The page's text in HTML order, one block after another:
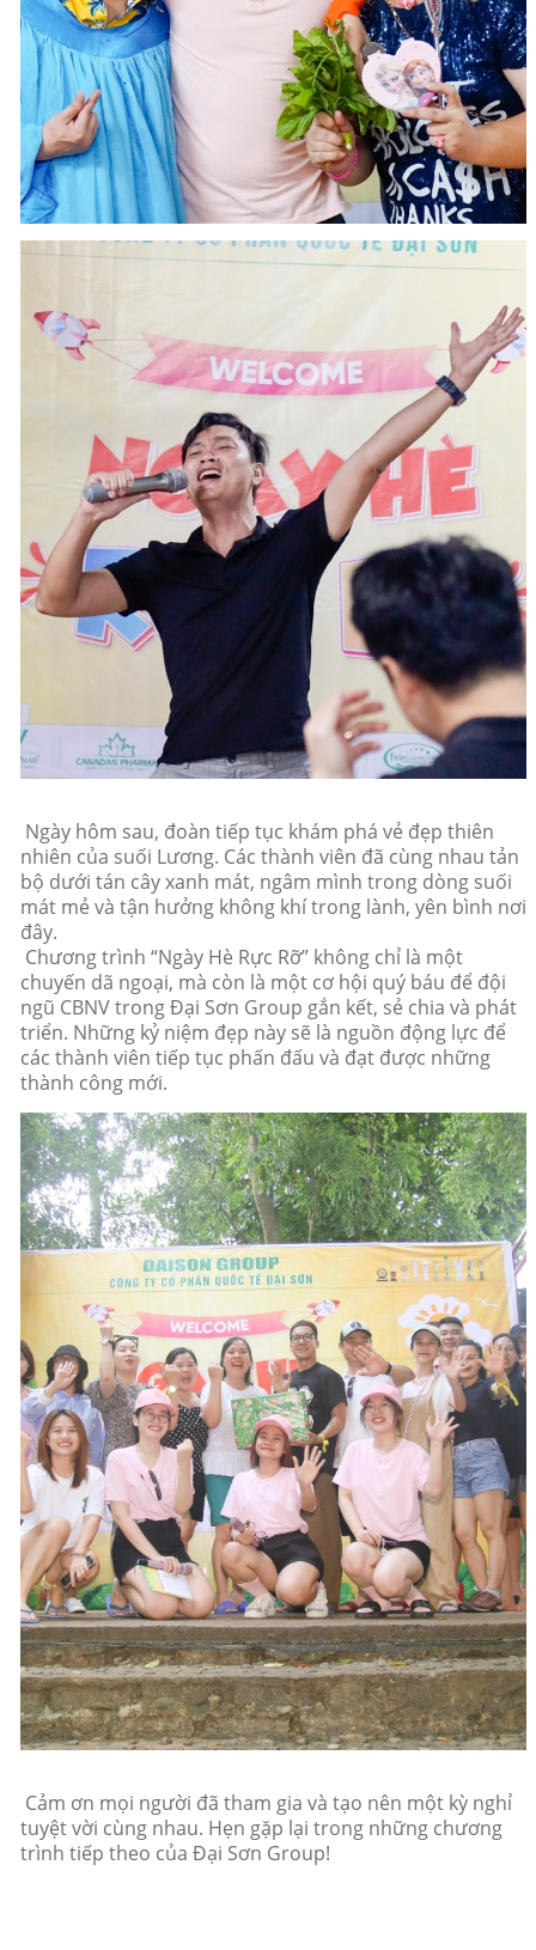
Ngày hôm sau, đoàn tiếp tục khám phá vẻ đẹp thiên
nhiên của suối Lương. Các thành viên đã cùng nhau tản
bộ dưới tán cây xanh mát, ngâm mình trong dòng suối
mát mẻ và tận hưởng không khí trong lành, yên bình nơi
đây.
Chương trình “Ngày Hè Rực Rỡ” không chỉ là một
chuyến dã ngoại, mà còn là một cơ hội quý báu để đội
ngũ CBNV trong Đại Sơn Group gắn kết, sẻ chia và phát
triển. Những kỷ niệm đẹp này sẽ là nguồn động lực để
các thành viên tiếp tục phấn đấu và đạt được những
thành công mới.
Cảm ơn mọi người đã tham gia và tạo nên một kỳ nghỉ
tuyệt vời cùng nhau. Hẹn gặp lại trong những chương
trình tiếp theo của Đại Sơn Group!